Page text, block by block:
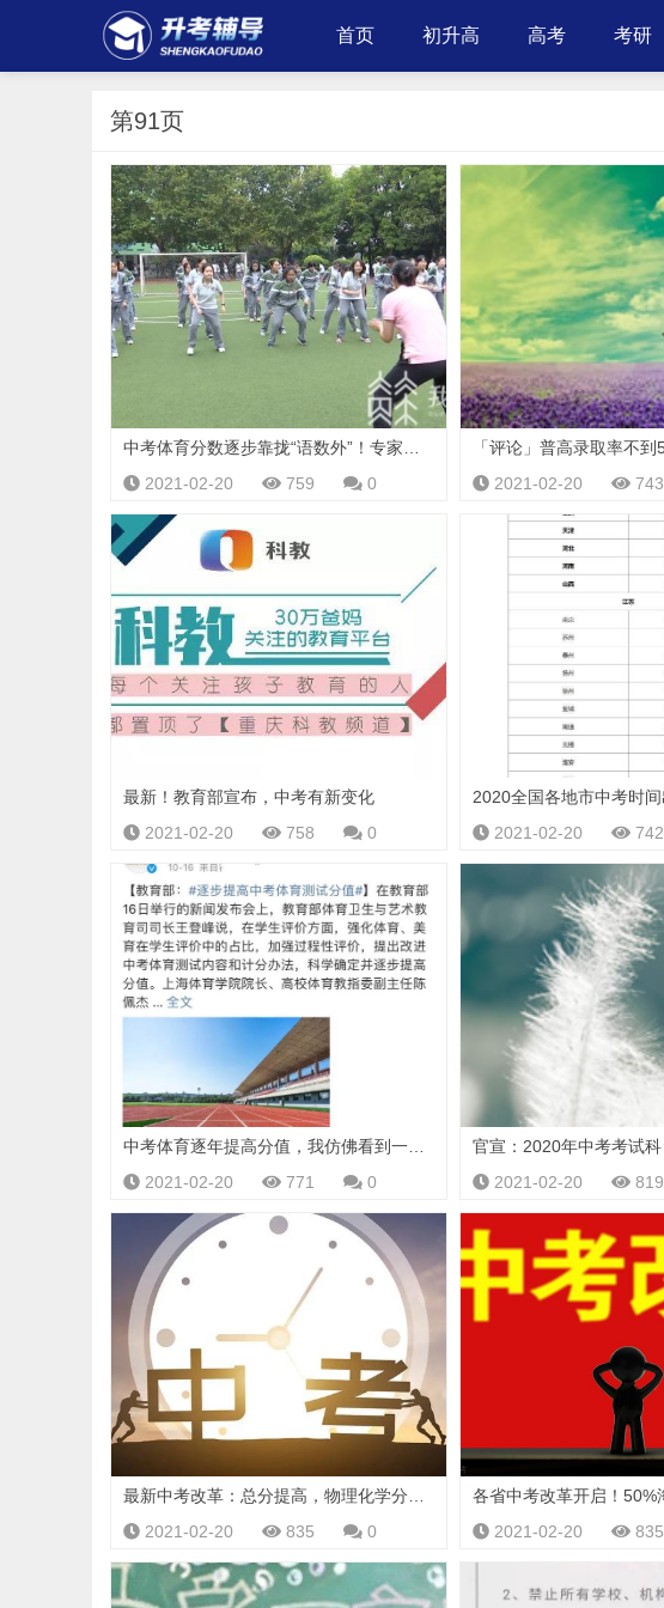
首页 初升高 高考 考研
第91页
2021-02-20
759 0
2021-02-20
743
最新！教育部宣布，中考有新变化
2021-02-20
758 0
2021-02-20
742
2021-02-20
771 0
2021-02-20
819
2021-02-20
835 0
2021-02-20
835